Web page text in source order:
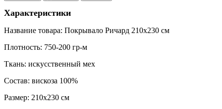
Характеристики
Название товара: Покрывало Ричард 210х230 см
Плотность: 750-200 гр-м
Ткань: искусcтвенный мех
Состав: вискоза 100%
Размер: 210х230 см